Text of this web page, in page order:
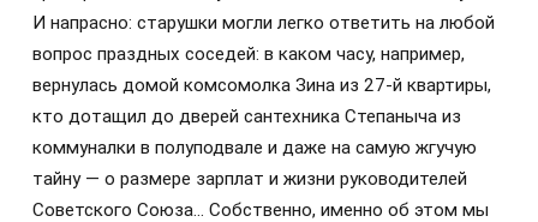
И напрасно: старушки могли легко ответить на любой
вопрос праздных соседей: в каком часу, например,
вернулась домой комсомолка Зина из 27-й квартиры,
кто дотащил до дверей сантехника Степаныча из
коммуналки в полуподвале и даже на самую жгучую
тайну — о размере зарплат и жизни руководителей
Советского Союза… Собственно, именно об этом мы